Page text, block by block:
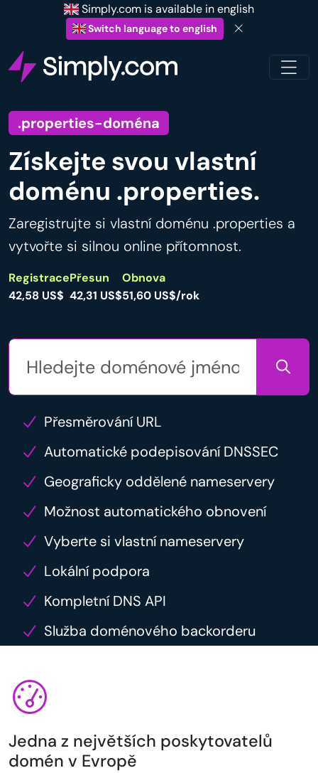
Simply.com is available in english
Switch language to english
.properties-doména
Získejte svou vlastní
doménu .properties.
Zaregistrujte si vlastní doménu .properties a
vytvořte si silnou online přítomnost.
Registrace
42,58 US$
Přesun
42,31 US$
Obnova
51,60 US$/rok
Přesměrování URL
Automatické podepisování DNSSEC
Geograficky oddělené nameservery
Možnost automatického obnovení
Vyberte si vlastní nameservery
Lokální podpora
Kompletní DNS API
Služba doménového backorderu
Jedna z největších poskytovatelů
domén v Evropě